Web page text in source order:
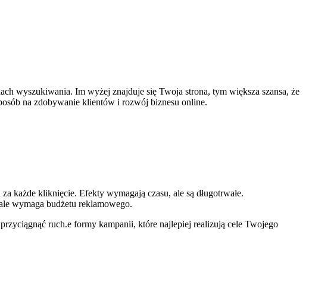
wyszukiwania. Im wyżej znajduje się Twoja strona, tym większa szansa, że
na zdobywanie klientów i rozwój biznesu online.
każde kliknięcie. Efekty wymagają czasu, ale są długotrwałe.
wymaga budżetu reklamowego.
ruch.e formy kampanii, które najlepiej realizują cele Twojego